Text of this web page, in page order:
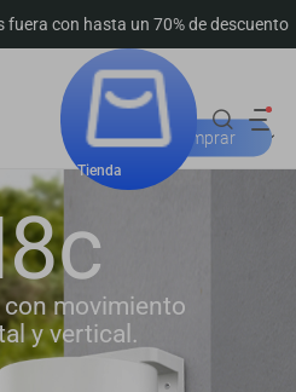
con hasta un 70% de descuento
Tienda
Dónde comprar
movimiento
y vertical.